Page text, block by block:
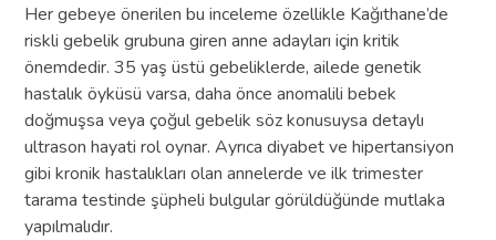
Her gebeye önerilen bu inceleme özellikle Kağıthane’de
riskli gebelik grubuna giren anne adayları için kritik
önemdedir. 35 yaş üstü gebeliklerde, ailede genetik
hastalık öyküsü varsa, daha önce anomalili bebek
doğmuşsa veya çoğul gebelik söz konusuysa detaylı
ultrason hayati rol oynar. Ayrıca diyabet ve hipertansiyon
gibi kronik hastalıkları olan annelerde ve ilk trimester
tarama testinde şüpheli bulgular görüldüğünde mutlaka
yapılmalıdır.